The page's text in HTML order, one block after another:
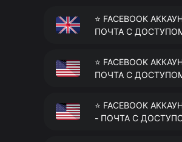
⭐ FACEBOOK
ПОЧТА С
⭐ FACEBOOK
ПОЧТА С
⭐ FACEBOOK
- ПОЧТА С